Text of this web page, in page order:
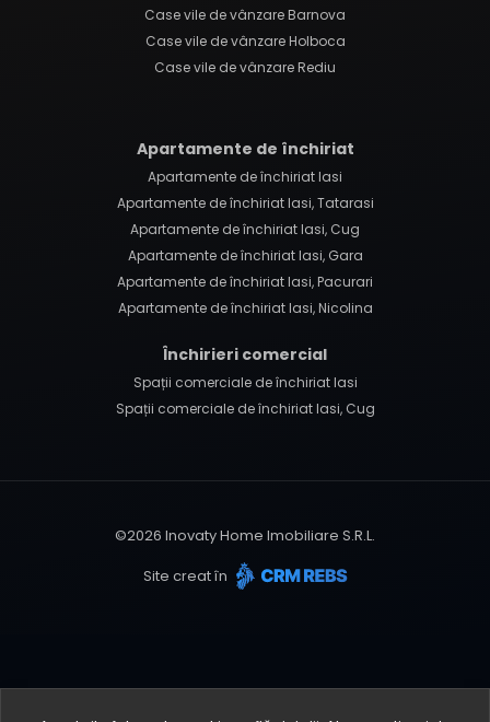
Case vile de vânzare Barnova
Case vile de vânzare Holboca
Case vile de vânzare Rediu
Apartamente de închiriat
Apartamente de închiriat Iasi
Apartamente de închiriat Iasi, Tatarasi
Apartamente de închiriat Iasi, Cug
Apartamente de închiriat Iasi, Gara
Apartamente de închiriat Iasi, Pacurari
Apartamente de închiriat Iasi, Nicolina
Închirieri comercial
Spații comerciale de închiriat Iasi
Spații comerciale de închiriat Iasi, Cug
©2026 Inovaty Home Imobiliare S.R.L.
Site creat în